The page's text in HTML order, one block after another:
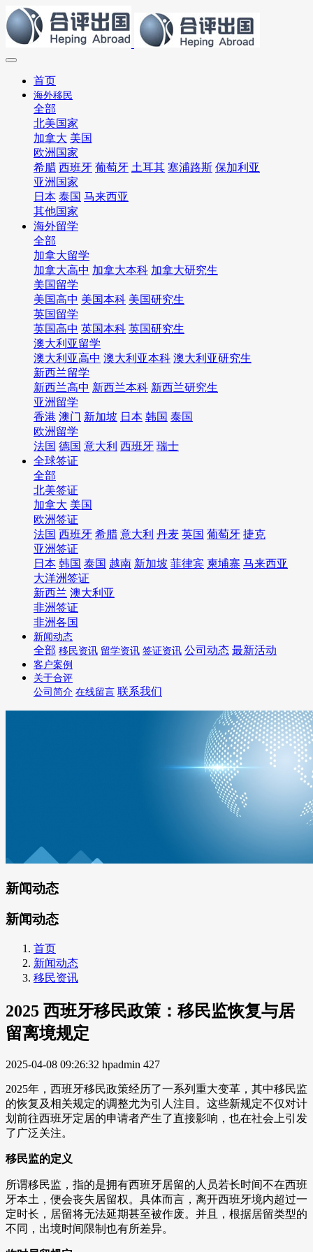
首页
海外移民
全部
北美国家
加拿大 美国
欧洲国家
希腊 西班牙 葡萄牙 土耳其 塞浦路斯 保加利亚
亚洲国家
日本 泰国 马来西亚
其他国家
海外留学
全部
加拿大留学
加拿大高中 加拿大本科 加拿大研究生
美国留学
美国高中 美国本科 美国研究生
英国留学
英国高中 英国本科 英国研究生
澳大利亚留学
澳大利亚高中 澳大利亚本科 澳大利亚研究生
新西兰留学
新西兰高中 新西兰本科 新西兰研究生
亚洲留学
香港 澳门 新加坡 日本 韩国 泰国
欧洲留学
法国 德国 意大利 西班牙 瑞士
全球签证
全部
北美签证
加拿大 美国
欧洲签证
法国 西班牙 希腊 意大利 丹麦 英国 葡萄牙 捷克
亚洲签证
日本 韩国 泰国 越南 新加坡 菲律宾 柬埔寨 马来西亚
大洋洲签证
新西兰 澳大利亚
非洲签证
非洲各国
新闻动态
全部 移民资讯 留学资讯 签证资讯 公司动态 最新活动
客户案例
关于合评
公司简介 在线留言 联系我们
新闻动态
新闻动态
首页
新闻动态
移民资讯
2025 西班牙移民政策：移民监恢复与居
留离境规定
2025-04-08 09:26:32 hpadmin 427
2025年，西班牙移民政策经历了一系列重大变革，其中移民监
的恢复及相关规定的调整尤为引人注目。这些新规定不仅对计
划前往西班牙定居的申请者产生了直接影响，也在社会上引发
了广泛关注。
移民监的定义
所谓移民监，指的是拥有西班牙居留的人员若长时间不在西班
牙本土，便会丧失居留权。具体而言，离开西班牙境内超过一
定时长，居留将无法延期甚至被作废。并且，根据居留类型的
不同，出境时间限制也有所差异。